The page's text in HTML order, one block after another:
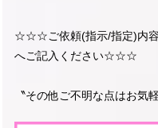
☆☆☆ご依頼(指示/指定)内容
へご記入ください☆☆☆
〝その他ご不明な点はお気